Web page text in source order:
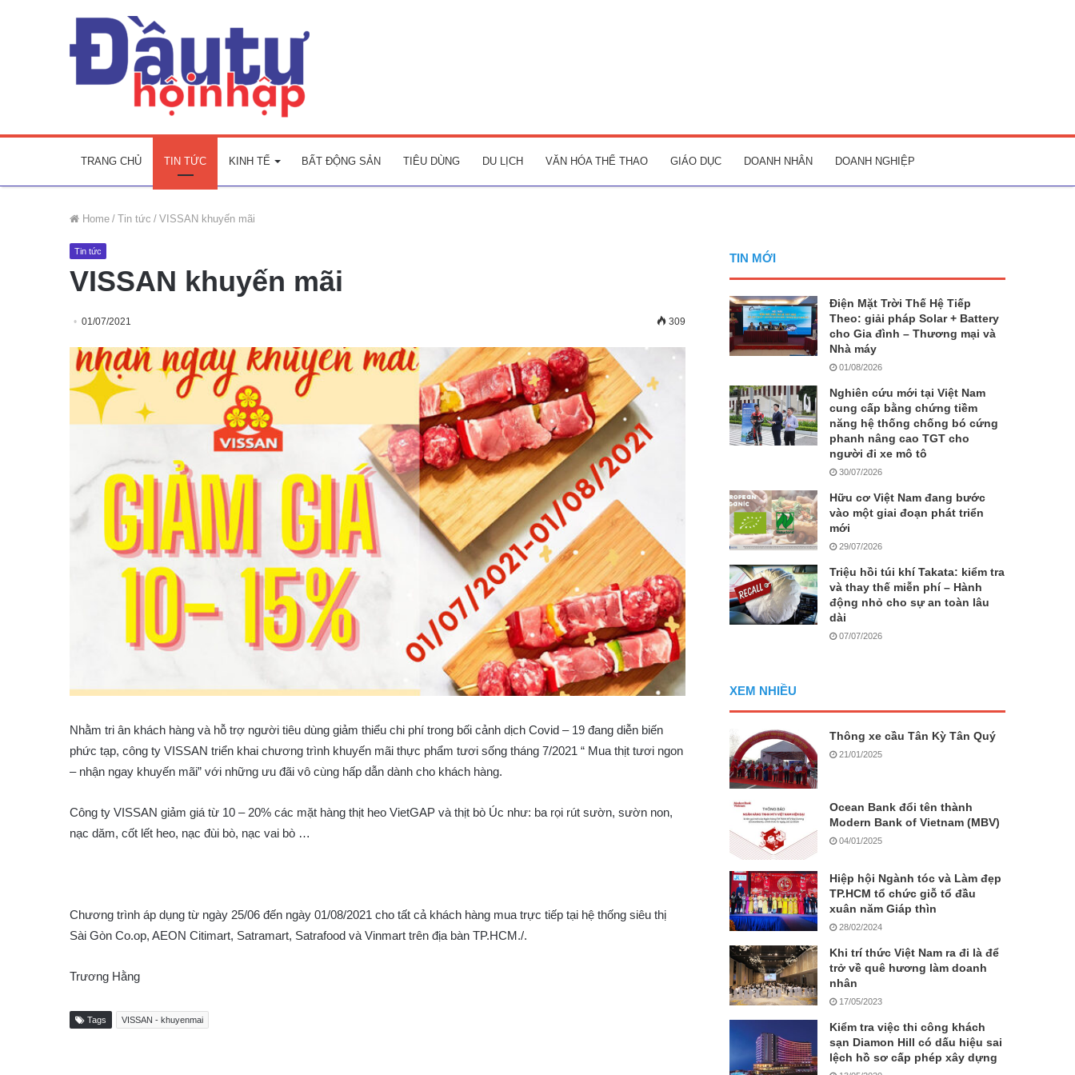
TRANG CHỦ TIN TỨC KINH TẾ BẤT ĐỘNG SẢN TIÊU DÙNG DU LỊCH VĂN HÓA THỂ THAO GIÁO DỤC DOANH NHÂN DOANH NGHIỆP
Home / Tin tức / VISSAN khuyến mãi
Tin tức
VISSAN khuyến mãi
01/07/2021 309
Nhằm tri ân khách hàng và hỗ trợ người tiêu dùng giảm thiểu chi phí trong bối cảnh dịch Covid – 19 đang diễn biến
phức tạp, công ty VISSAN triển khai chương trình khuyến mãi thực phẩm tươi sống tháng 7/2021 “ Mua thịt tươi ngon
– nhận ngay khuyến mãi” với những ưu đãi vô cùng hấp dẫn dành cho khách hàng.
Công ty VISSAN giảm giá từ 10 – 20% các mặt hàng thịt heo VietGAP và thịt bò Úc như: ba rọi rút sườn, sườn non,
nạc dăm, cốt lết heo, nạc đùi bò, nạc vai bò …
Chương trình áp dụng từ ngày 25/06 đến ngày 01/08/2021 cho tất cả khách hàng mua trực tiếp tại hệ thống siêu thị
Sài Gòn Co.op, AEON Citimart, Satramart, Satrafood và Vinmart trên địa bàn TP.HCM./.
Trương Hằng
Tags VISSAN - khuyenmai
TIN MỚI
Điện Mặt Trời Thế Hệ Tiếp
Theo: giải pháp Solar + Battery
cho Gia đình – Thương mại và
Nhà máy
01/08/2026
Nghiên cứu mới tại Việt Nam
cung cấp bằng chứng tiềm
năng hệ thống chống bó cứng
phanh nâng cao TGT cho
người đi xe mô tô
30/07/2026
Hữu cơ Việt Nam đang bước
vào một giai đoạn phát triển
mới
29/07/2026
Triệu hồi túi khí Takata: kiểm tra
và thay thế miễn phí – Hành
động nhỏ cho sự an toàn lâu
dài
07/07/2026
XEM NHIỀU
Thông xe cầu Tân Kỳ Tân Quý
21/01/2025
Ocean Bank đổi tên thành
Modern Bank of Vietnam (MBV)
04/01/2025
Hiệp hội Ngành tóc và Làm đẹp
TP.HCM tổ chức giỗ tổ đầu
xuân năm Giáp thìn
28/02/2024
Khi trí thức Việt Nam ra đi là để
trở về quê hương làm doanh
nhân
17/05/2023
Kiểm tra việc thi công khách
sạn Diamon Hill có dấu hiệu sai
lệch hồ sơ cấp phép xây dựng